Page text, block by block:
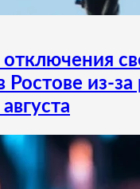
Ростове из-